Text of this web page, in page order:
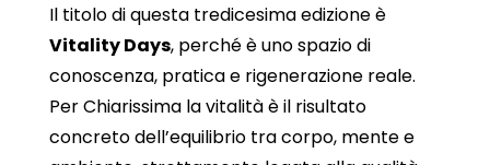
Il titolo di questa tredicesima edizione è
Vitality Days, perché è uno spazio di
conoscenza, pratica e rigenerazione reale.
Per Chiarissima la vitalità è il risultato
concreto dell’equilibrio tra corpo, mente e